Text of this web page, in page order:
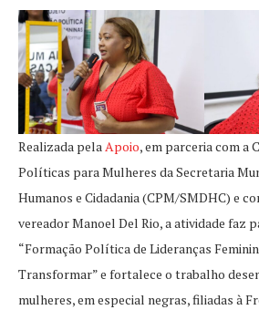
Realizada pelaApoio, em parceria com a
Políticas para Mulheres da Secretaria
Humanos e Cidadania (CPM/SMDHC) e
vereador Manoel Del Rio, a atividade faz
“Formação Política de Lideranças
Transformar” e fortalece o trabalho
mulheres, em especial negras, filiadas à